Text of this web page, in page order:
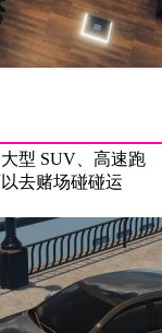
型 SUV、高速跑
去赌场碰碰运